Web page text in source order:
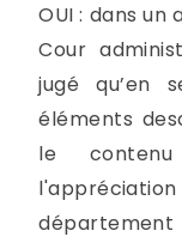
OUI : dans un
Cour
jugé qu’en
éléments
le
département